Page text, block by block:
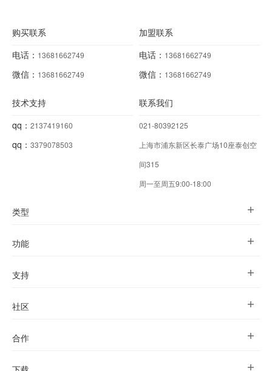
购买联系
电话： 13681662749
微信： 13681662749
加盟联系
电话： 13681662749
微信： 13681662749
技术支持
qq： 2137419160
qq： 3379078503
联系我们
021-80392125
上海市浦东新区长泰广场10座泰创空
间315
周一至周五9:00-18:00
类型
功能
支持
社区
合作